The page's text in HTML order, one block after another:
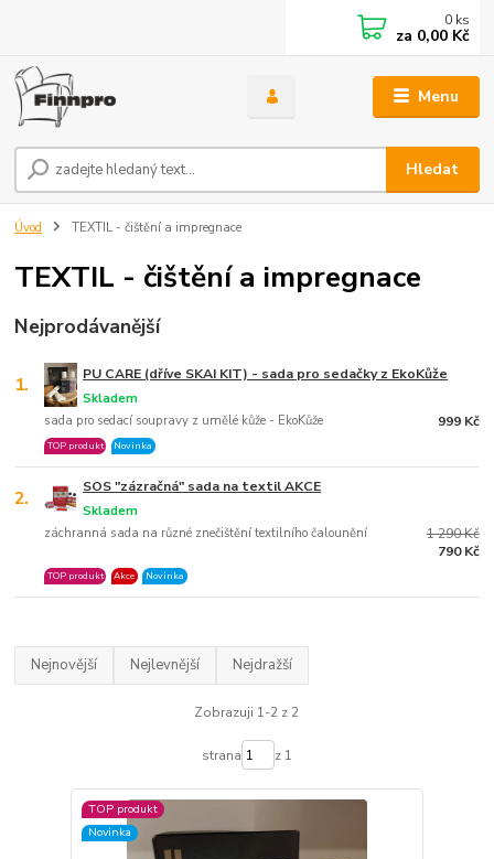
Menu
Hledat
0 ks
za 0,00 Kč
Úvod TEXTIL - čištění a impregnace
TEXTIL - čištění a impregnace
Nejprodávanější
1. PU CARE (dříve SKAI KIT) - sada pro sedačky z EkoKůže
sada pro sedací soupravy z umělé kůže - EkoKůže
Skladem
TOP produkt Novinka
999 Kč
2. SOS "zázračná" sada na textil AKCE
záchranná sada na různé znečištění textilního čalounění
Skladem
TOP produkt Akce Novinka
1 290 Kč
790 Kč
Nejnovější Nejlevnější Nejdražší
Zobrazuji 1-2 z 2
strana z 1
TOP produkt
Novinka